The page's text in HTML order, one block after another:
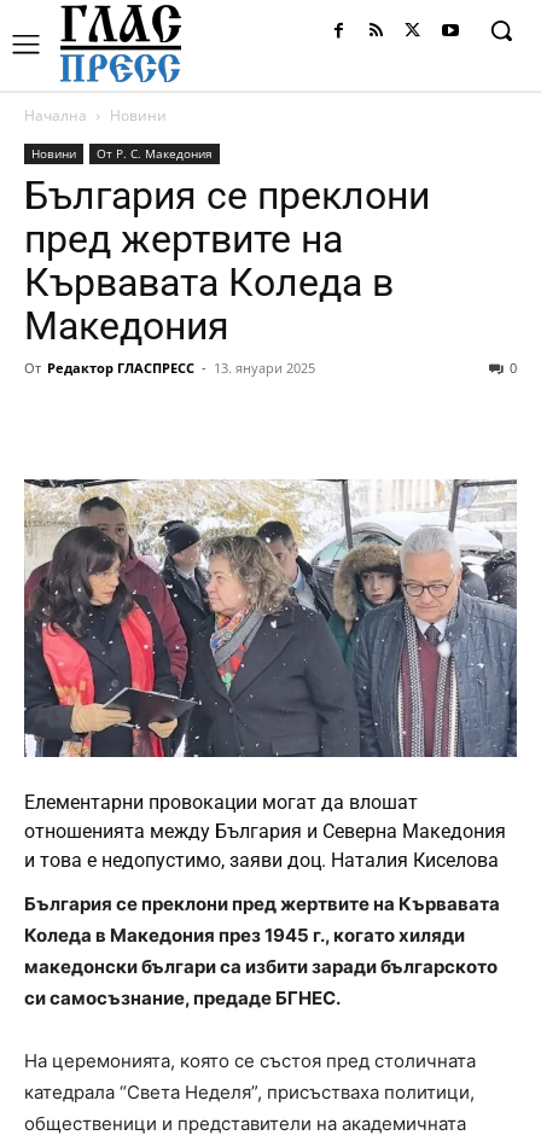
Начална Новини
Новини От Р. С. Македония
България се преклони
пред жертвите на
Кървавата Коледа в
Македония
От Редактор ГЛАСПРЕСС - 13. януари 2025 0
Елементарни провокации могат да влошат
отношенията между България и Северна Македония
и това е недопустимо, заяви доц. Наталия Киселова
България се преклони пред жертвите на Кървавата
Коледа в Македония през 1945 г., когато хиляди
македонски българи са избити заради българското
си самосъзнание, предаде БГНЕС.
На церемонията, която се състоя пред столичната
катедрала “Света Неделя”, присъстваха политици,
общественици и представители на академичната